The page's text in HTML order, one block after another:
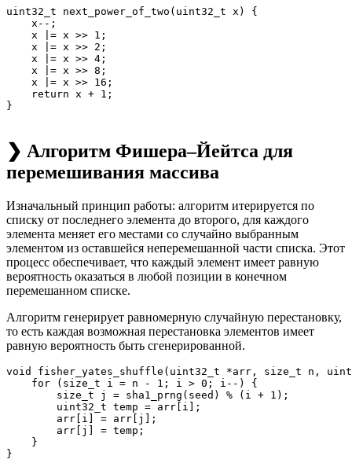
uint32_t next_power_of_two(uint32_t x) {
    x--;
    x |= x >> 1;
    x |= x >> 2;
    x |= x >> 4;
    x |= x >> 8;
    x |= x >> 16;
    return x + 1;
❯ Алгоритм Фишера–Йейтса для
перемешивания массива
Изначальный принцип работы: алгоритм итерируется по
списку от последнего элемента до второго, для каждого
элемента меняет его местами со случайно выбранным
элементом из оставшейся неперемешанной части списка. Этот
процесс обеспечивает, что каждый элемент имеет равную
вероятность оказаться в любой позиции в конечном
перемешанном списке.
Алгоритм генерирует равномерную случайную перестановку,
то есть каждая возможная перестановка элементов имеет
равную вероятность быть сгенерированной.
void fisher_yates_shuffle(uint32_t *arr, size_t n,
    for (size_t i = n - 1; i > 0; i--) {
        size_t j = sha1_prng(seed) % (i + 1);
        uint32_t temp = arr[i];
        arr[i] = arr[j];
        arr[j] = temp;
    }